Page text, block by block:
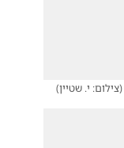
(צילום: י. שטיין)